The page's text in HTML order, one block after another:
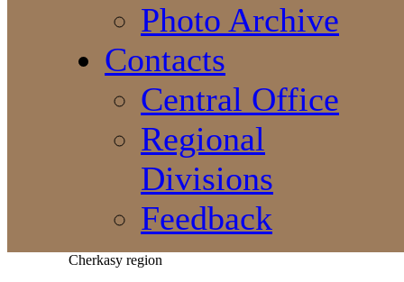
Photo Archive
Contacts
Central Office
Regional
Divisions
Feedback
Cherkasy region